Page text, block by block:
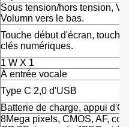
Sous tension/hors tension,
Volumn vers le bas.
Touche début d'écran, touche
clés numériques.
1 W X 1
À entrée vocale
Type C 2,0 d'USB
Batterie de charge, appui
8Mega pixels, CMOS, AF,